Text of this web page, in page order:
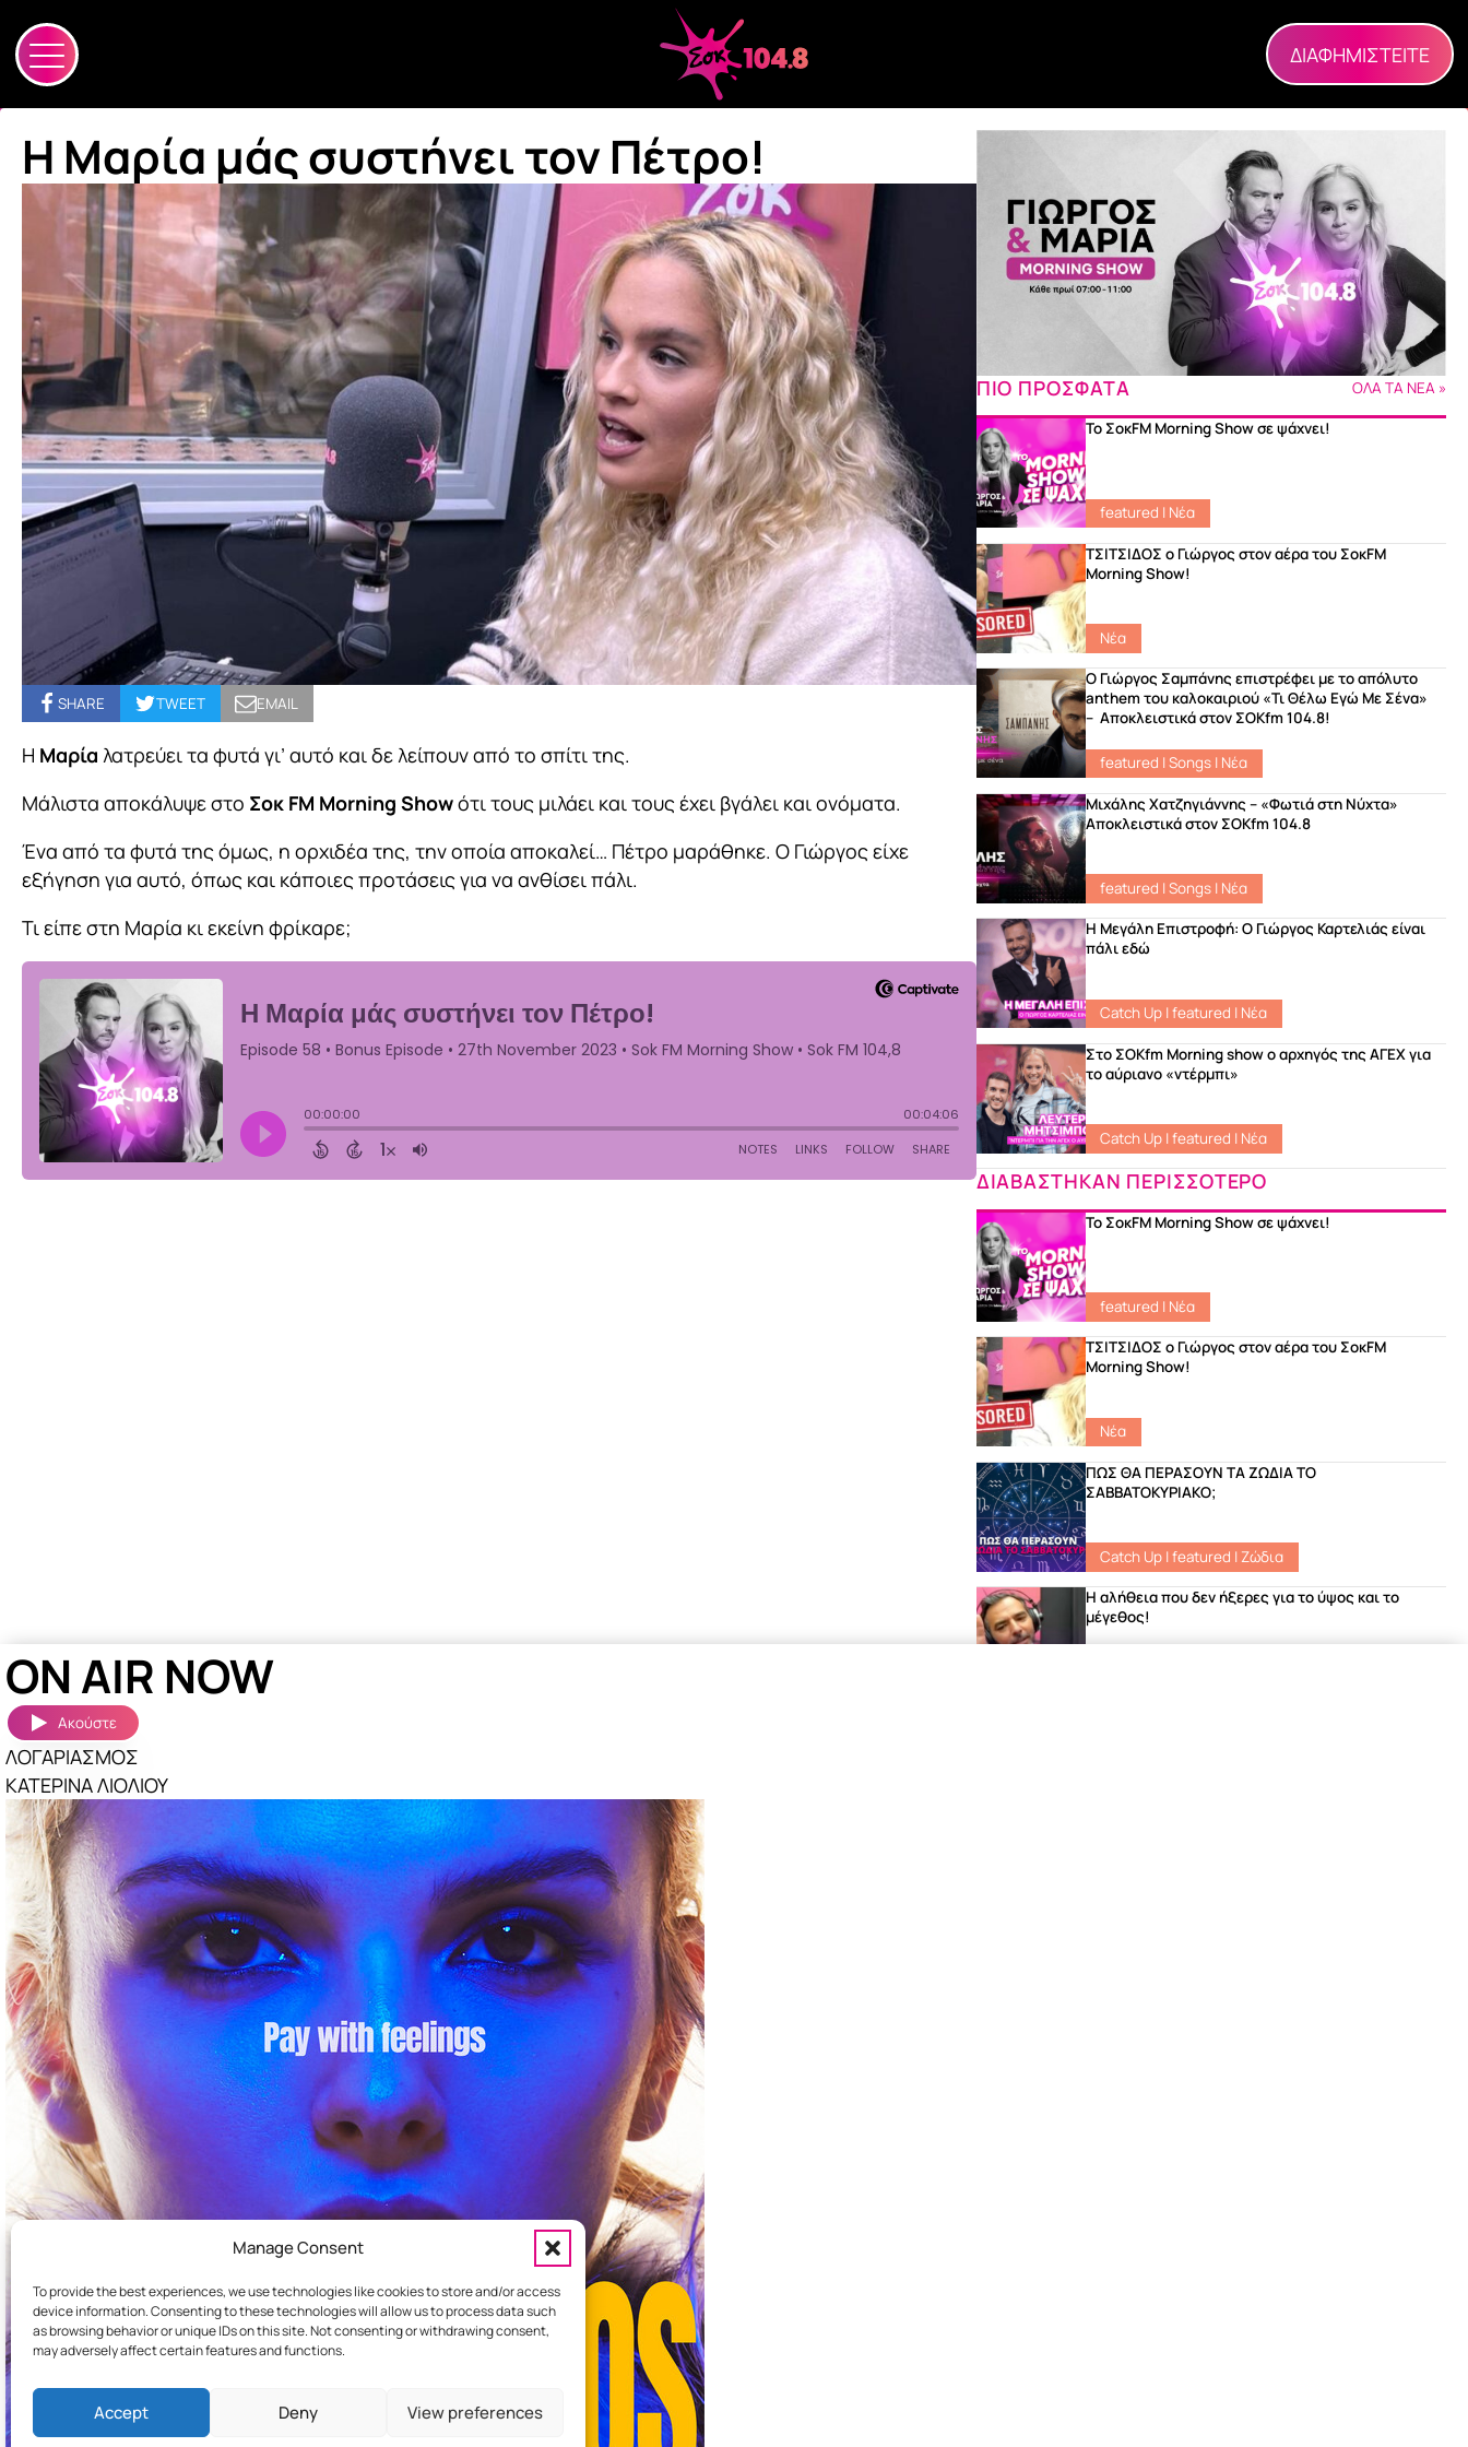
Manage Consent
To provide the best experiences, we use technologies like cookies to store and/or access
device information. Consenting to these technologies will allow us to process data such
as browsing behavior or unique IDs on this site. Not consenting or withdrawing consent,
may adversely affect certain features and functions.
Accept Deny View preferences
ΔΙΑΦΗΜΙΣΤΕΙΤΕ
Η Μαρία μάς συστήνει τον Πέτρο!
SHARE TWEET EMAIL
Η Μαρία λατρεύει τα φυτά γι’ αυτό και δε λείπουν από το σπίτι της.
Μάλιστα αποκάλυψε στο Σοκ FM Morning Showότι τους μιλάει και τους έχει βγάλει και ονόματα.
Ένα από τα φυτά της όμως, η ορχιδέα της, την οποία αποκαλεί… Πέτρο μαράθηκε. Ο Γιώργος είχε
εξήγηση για αυτό, όπως και κάποιες προτάσεις για να ανθίσει πάλι.
Τι είπε στη Μαρία κι εκείνη φρίκαρε;
ΠΙΟ ΠΡΟΣΦΑΤΑ ΟΛΑ ΤΑ ΝΕΑ »
Το ΣοκFM Morning Show σε ψάχνει!
featured | Νέα
ΤΣΙΤΣΙΔΟΣ ο Γιώργος στον αέρα του ΣοκFM
Morning Show!
Νέα
Ο Γιώργος Σαμπάνης επιστρέφει με το απόλυτο
anthem του καλοκαιριού «Τι Θέλω Εγώ Με Σένα»
– Αποκλειστικά στον ΣΟΚfm 104.8!
featured |Songs | Νέα
Μιχάλης Χατζηγιάννης – «Φωτιά στη Νύχτα»
Αποκλειστικά στον ΣΟΚfm 104.8
featured |Songs | Νέα
Η Μεγάλη Επιστροφή: Ο Γιώργος Καρτελιάς είναι
πάλι εδώ
Catch Up |featured | Νέα
Στο ΣΟKfm Morning show ο αρχηγός της ΑΓΕΧ για
το αύριανο «ντέρμπι»
Catch Up |featured | Νέα
ΔΙΑΒΑΣΤΗΚΑΝ ΠΕΡΙΣΣΟΤΕΡΟ
Το ΣοκFM Morning Show σε ψάχνει!
featured | Νέα
ΤΣΙΤΣΙΔΟΣ ο Γιώργος στον αέρα του ΣοκFM
Morning Show!
Νέα
ΠΩΣ ΘΑ ΠΕΡΑΣΟΥΝ ΤΑ ΖΩΔΙΑ ΤΟ
ΣΑΒΒΑΤΟΚΥΡΙΑΚΟ;
Catch Up |featured |Ζώδια
Η αλήθεια που δεν ήξερες για το ύψος και το
μέγεθος!
HOME ΕΠΙΚΟΙΝΩΝΙΑ
ON AIR NOW
Ακούστε
ΛΟΓΑΡΙΑΣΜΟΣ
ΚΑΤΕΡΙΝΑ ΛΙΟΛΙΟΥ